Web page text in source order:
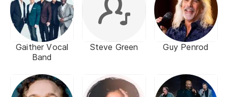
Gaither Vocal
Band
Steve Green Guy Penrod